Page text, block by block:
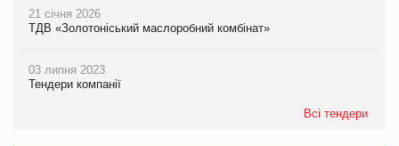
21 січня 2026
ТДВ «Золотоніський маслоробний комбінат»
03 липня 2023
Тендери компанії
Всі тендери